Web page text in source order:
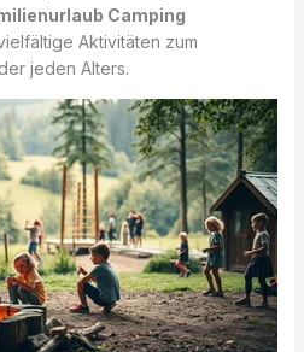
Camping
Aktivitäten zum
jeden Alters.